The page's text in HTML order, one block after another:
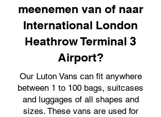
meenemen van of naar
International London
Heathrow Terminal 3
Airport?
Our Luton Vans can fit anywhere
between 1 to 100 bags, suitcases
and luggages of all shapes and
sizes. These vans are used for